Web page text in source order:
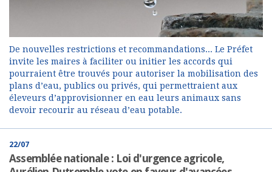
De nouvelles restrictions et recommandations... Le Préfet
invite les maires à faciliter ou initier les accords qui
pourraient être trouvés pour autoriser la mobilisation des
plans d’eau, publics ou privés, qui permettraient aux
éleveurs d’approvisionner en eau leurs animaux sans
devoir recourir au réseau d’eau potable.
22/07
Assemblée nationale : Loi d'urgence agricole,